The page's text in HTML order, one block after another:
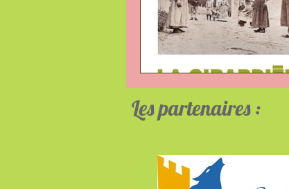
Les partenaires :